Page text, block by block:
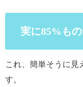
実に85%も
これ、簡単そうに見
す。